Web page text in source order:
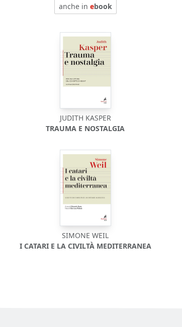
anche in ebook
JUDITH KASPER
TRAUMA E NOSTALGIA
SIMONE WEIL
I CATARI E LA CIVILTÀ MEDITERRANEA